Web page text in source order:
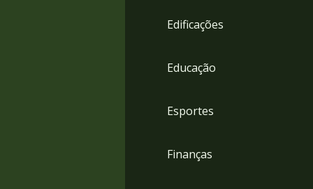
Edificações
Educação
Esportes
Finanças